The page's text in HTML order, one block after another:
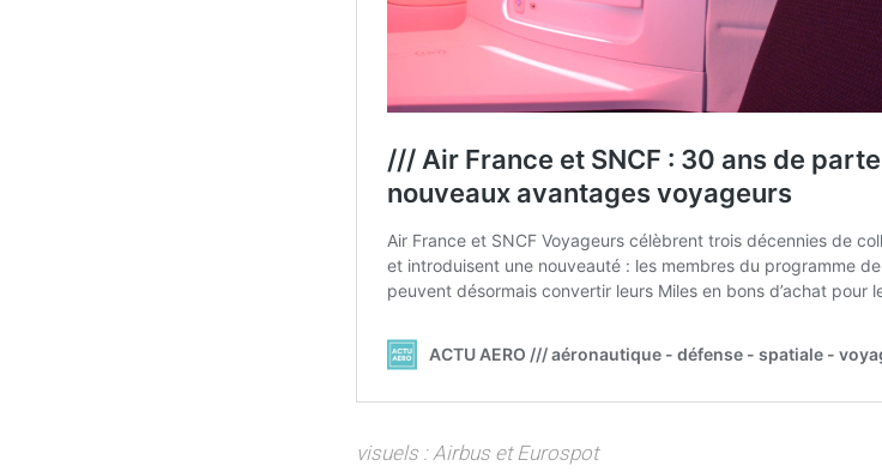
visuels : Airbus et Eurospot